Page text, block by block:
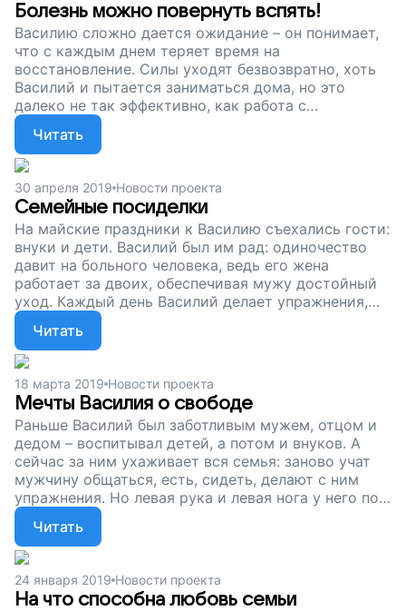
Болезнь можно повернуть вспять!
Василию сложно дается ожидание – он понимает,
что с каждым днем теряет время на
восстановление. Силы уходят безвозвратно, хоть
Василий и пытается заниматься дома, но это
далеко не так эффективно, как работа с
профессионалами. Поэтому мы собираем деньги,
чтобы пожилой мужчина мог вернуть себе силы,
которые забрал инсульт. Болезнь можно повернуть
вспять – поддержите наш проект!
Читать
30 апреля 2019 Новости проекта
Семейные посиделки
На майские праздники к Василию съехались гости:
внуки и дети. Василий был им рад: одиночество
давит на больного человека, ведь его жена
работает за двоих, обеспечивая мужу достойный
уход. Каждый день Василий делает упражнения,
чтобы восстановиться после инсульта, к нему
домой приходят специалисты, но этого мало.
Сейчас мужчине необходим курс реабилитации в
клинике, где ему помогут вернуть утраченные
навыки и силы. Но на это нужны деньги.
Поддержите наш проект!
Читать
18 марта 2019 Новости проекта
Мечты Василия о свободе
Раньше Василий был заботливым мужем, отцом и
дедом – воспитывал детей, а потом и внуков. А
сейчас за ним ухаживает вся семья: заново учат
мужчину общаться, есть, сидеть, делают с ним
упражнения. Но левая рука и левая нога у него по-
прежнему не двигаются. Василию можно помочь –
ему необходима реабилитация в центре, где
специалисты сумеют справиться с последствиями
инсульта. Помогите Василию вернуть себе
свободу, поддержите наш проект.
Читать
24 января 2019 Новости проекта
На что способна любовь семьи